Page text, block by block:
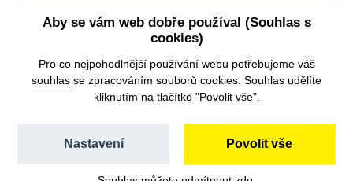
Aby se vám web dobře používal (Souhlas s
cookies)
Pro co nejpohodlnější používání webu potřebujeme váš
souhlas se zpracováním souborů cookies. Souhlas udělíte
kliknutím na tlačítko "Povolit vše".
Povolit vše
Nastavení